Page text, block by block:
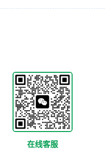
在线客服